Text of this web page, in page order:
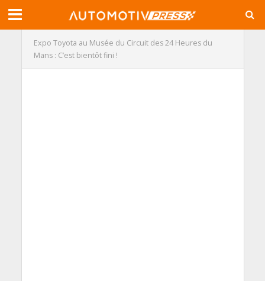
Expo Toyota au Musée du Circuit des 24 Heures du
Mans : C’est bientôt fini !